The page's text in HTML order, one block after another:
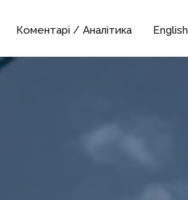
Коментарі / Аналітика English